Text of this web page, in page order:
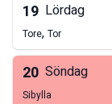
19 Lördag
Tore, Tor
20 Söndag
Sibylla